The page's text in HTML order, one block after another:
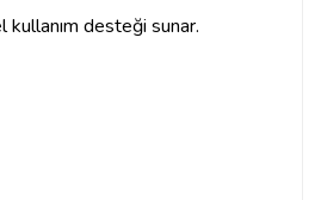
kullanım desteği sunar.